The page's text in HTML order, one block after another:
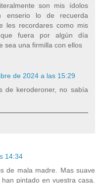
son mis ídolos
enserio lo de recuerda
les recordares como mis
fuera por algún día
sea una firmilla con ellos
de 2024 a las 15:29
de keroderoner, no sabía
14:34
de mala madre. Mas suave
pintado en vuestra casa.